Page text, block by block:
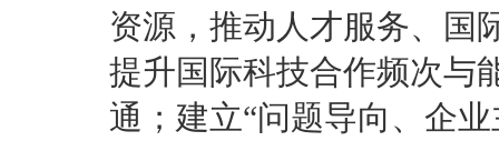
资源，推动人才服务、国
提升国际科技合作频次与
通；建立“问题导向、企